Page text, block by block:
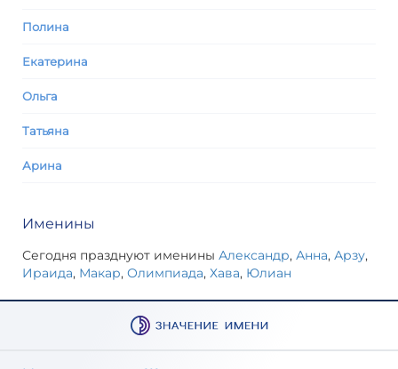
Полина
Екатерина
Ольга
Татьяна
Арина
Именины
Сегодня празднуют именины Александр, Анна, Арзу,
Ираида, Макар, Олимпиада, Хава, Юлиан